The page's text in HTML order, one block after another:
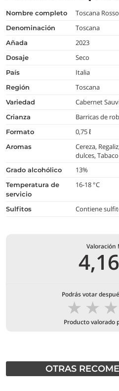
nombre completo Toscana
denominación Toscana
añada 2023
dosaje Seco
país Italia
región Toscana
variedad Cabernet
crianza Barricas de
formato 0,75 ℓ
aromas
Cereza,
dulces, Tabaco
grado alcohólico 13%
temperatura de
servicio
16-18 °C
Sulfitos Contiene
Valoración
4,16
Podrás votar
★
★
★
Producto valorado
OTRAS